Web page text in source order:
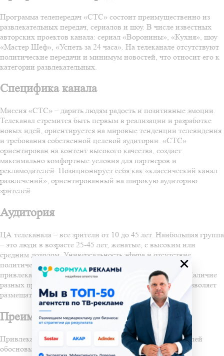
Программа телепередач «СТС» состоит преимущественно из
развлекательных передач, сериалов и шоу. В числе известных
авторских проектов канала: сериал «Воронины», «Кухня», шоу
«Мастер Шеф», «Успеть за 24 часа». На телеканале отсутствуют
политические передачи и минимум новостей, что относит его к
категории развлекательных.
Специфика канала
Миссия «СТС» – дарить людям радость и позитивные эмоции.
Телеканал стремится быть первым в реализации и разработке
новых идей, ориентируется на мировые тенденции телевидения
и требования собственной целевой аудитории. «СТС»
ориентирован на контент высокого качества, создает
максимально комфортные условия для партнеров и
рекламодателей. Позиционирует себя как «классический канал
развлечений», ориентированный на широкую аудиторию
зрителей.
Аудитория
ЦА телеканала – все зрители от 10 до 45 лет. Наибольшая группа
– это люди в возрасте 25-45 лет, женатые, с высоким или
средним доходом. Универсальность эфира и отсутствие
политических и новостных программ делает телеканал
привлекательным для огромного количества россиян. Наличие
разных программ для зрителей различных возрастов позволяет
размещать рекламу в наиболее подходящее время.
Преимущества рекламы на СТС
Привлекательность телеканала СТС среди рекламодателей
обосновывается следующими факторами:
×